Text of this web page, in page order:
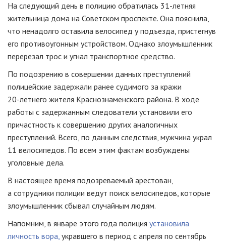
На следующий день в полицию обратилась 31-летняя
жительница дома на Советском проспекте. Она пояснила,
что ненадолго оставила велосипед у подъезда, пристегнув
его противоугонным устройством. Однако злоумышленник
перерезал трос и угнал транспортное средство.
По подозрению в совершении данных преступлений
полицейские задержали ранее судимого за кражи
20-летнего жителя Краснознаменского района. В ходе
работы с задержанным следователи установили его
причастность к совершению других аналогичных
преступлений. Всего, по данным следствия, мужчина украл
11 велосипедов. По всем этим фактам возбуждены
уголовные дела.
В настоящее время подозреваемый арестован,
а сотрудники полиции ведут поиск велосипедов, которые
злоумышленник сбывал случайным людям.
Напомним, в январе этого года полиция установила
личность вора, укравшего в период с апреля по сентябрь